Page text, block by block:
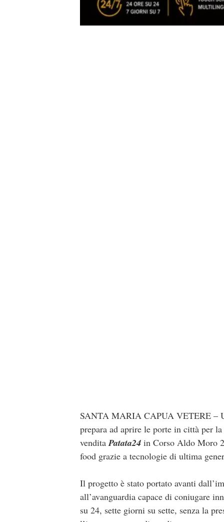
SANTA MARIA CAPUA VETERE –
prepara ad aprire le porte in città per
venditaPatata24 in Corso Aldo Moro
food grazie a tecnologie di ultima
Il progetto è stato portato avanti
all’avanguardia capace di coniugare
su 24, sette giorni su sette, senza la